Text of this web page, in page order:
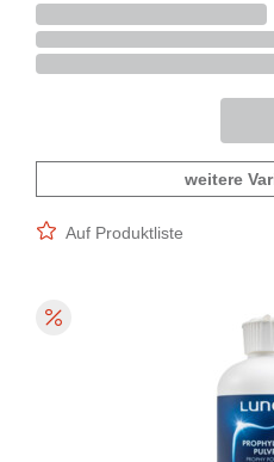
weitere
Auf Produktliste